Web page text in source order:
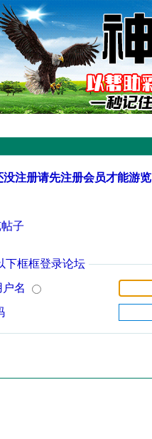
注册请先注册会员才能游览
子
下框框登录论坛
户名